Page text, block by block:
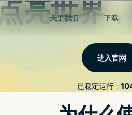
服务介绍 新闻动态 关于我们 常